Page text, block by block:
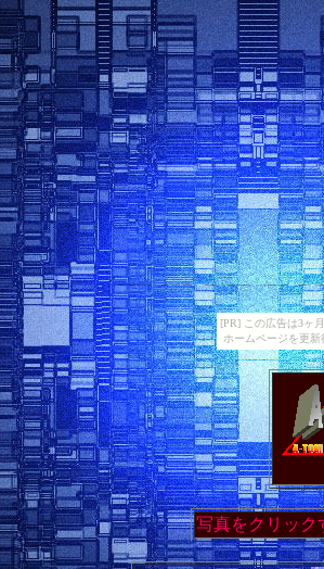
[PR] この広告は3ヶ
ホームページを更
写真をクリック